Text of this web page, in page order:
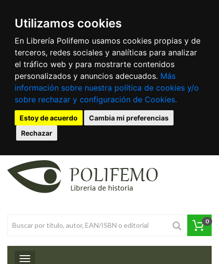
Utilizamos cookies
En Librería Polifemo usamos cookies propias y de
terceros, redes sociales y analíticas para analizar
el tráfico web y para mostrarte contenidos
personalizados y anuncios adecuados. Más
información sobre nuestra política de cookies y/o
sobre rechazar y configuración de Cookies.
Estoy de acuerdo
Cambia mi preferencias
Rechazar
0
Toggle navigation